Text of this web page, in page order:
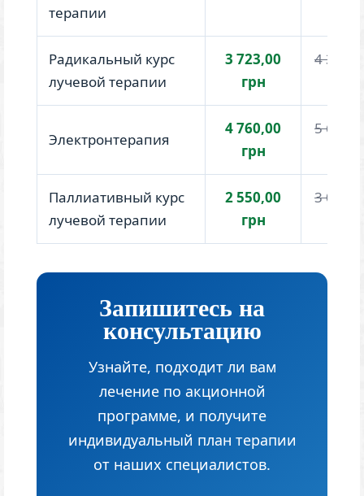
терапии
Радикальный курс
лучевой терапии
3 723,00
грн
4
Электронтерапия
4 760,00
грн
5
Паллиативный курс
лучевой терапии
2 550,00
грн
3
Запишитесь на
консультацию
Узнайте, подходит ли вам
лечение по акционной
программе, и получите
индивидуальный план терапии
от наших специалистов.